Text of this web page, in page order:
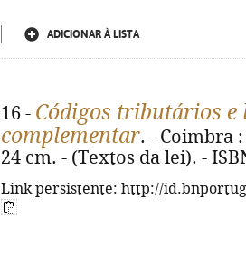
ADICIONAR À LISTA
16 - Códigos tributários e
complementar. - Coimbra
24 cm. - (Textos da lei). -
Link persistente: http://